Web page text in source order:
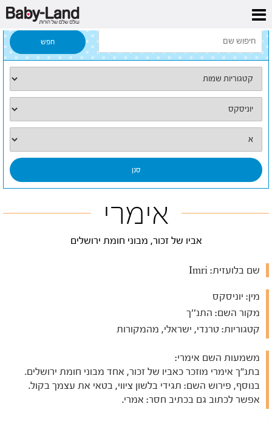
דף הבית
אימרי
אביו של זכור, מבוני חומת ירושלים
שם בלועזית:
מין: יוניסקס
מקור השם: התנ''ך
קטגוריות: טרנדי, ישראלי, מהמקורות
משמעות השם אימרי:
בתנ"ך אימרי מוזכר כאביו של זכור, אחד מבוני חומת ירושלים.
בנוסף, פירוש השם: תגידי בלשון ציווי, בטאי את עצמך בקול.
אפשר לכתוב גם בכתיב חסר: אמרי.